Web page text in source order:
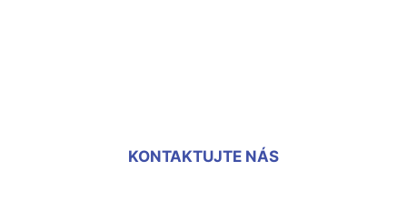
KONTAKTUJTE NÁS